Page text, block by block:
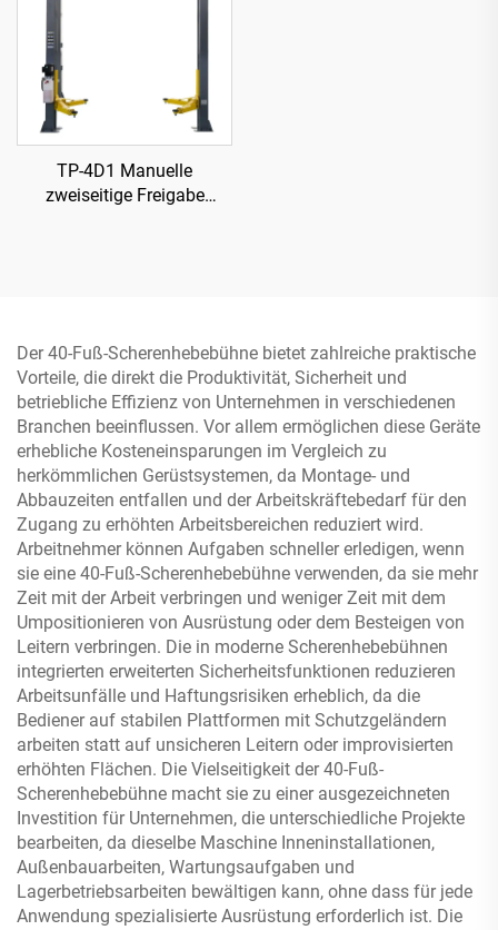
TP-4D1 Manuelle
zweiseitige Freigabe
Der 40-Fuß-Scherenhebebühne bietet zahlreiche praktische
Vorteile, die direkt die Produktivität, Sicherheit und
betriebliche Effizienz von Unternehmen in verschiedenen
Branchen beeinflussen. Vor allem ermöglichen diese Geräte
erhebliche Kosteneinsparungen im Vergleich zu
herkömmlichen Gerüstsystemen, da Montage- und
Abbauzeiten entfallen und der Arbeitskräftebedarf für den
Zugang zu erhöhten Arbeitsbereichen reduziert wird.
Arbeitnehmer können Aufgaben schneller erledigen, wenn
sie eine 40-Fuß-Scherenhebebühne verwenden, da sie mehr
Zeit mit der Arbeit verbringen und weniger Zeit mit dem
Umpositionieren von Ausrüstung oder dem Besteigen von
Leitern verbringen. Die in moderne Scherenhebebühnen
integrierten erweiterten Sicherheitsfunktionen reduzieren
Arbeitsunfälle und Haftungsrisiken erheblich, da die
Bediener auf stabilen Plattformen mit Schutzgeländern
arbeiten statt auf unsicheren Leitern oder improvisierten
erhöhten Flächen. Die Vielseitigkeit der 40-Fuß-
Scherenhebebühne macht sie zu einer ausgezeichneten
Investition für Unternehmen, die unterschiedliche Projekte
bearbeiten, da dieselbe Maschine Inneninstallationen,
Außenbauarbeiten, Wartungsaufgaben und
Lagerbetriebsarbeiten bewältigen kann, ohne dass für jede
Anwendung spezialisierte Ausrüstung erforderlich ist. Die